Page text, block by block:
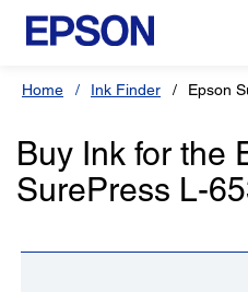
Home Ink Finder Epson
Buy Ink for the
SurePress L-